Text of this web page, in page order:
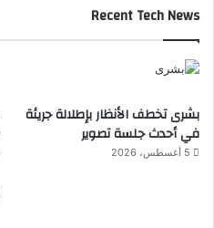
Recent Tech News
بشرى تخطف الأنظار بإطلالة جريئة
في أحدث جلسة تصوير
5 أغسطس، 2026